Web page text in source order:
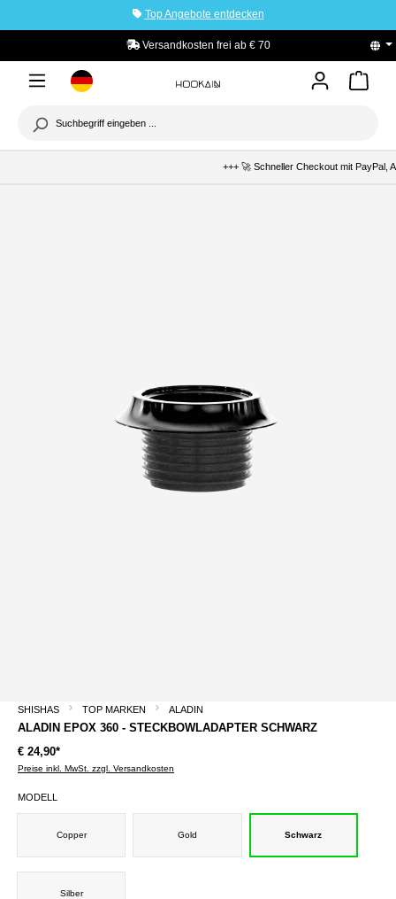
Top Angebote entdecken
Versandkosten frei ab € 70
+++ 🚀 Schneller Checkout mit PayPal,
SHISHAS TOP MARKEN ALADIN
ALADIN EPOX 360 - STECKBOWLADAPTER SCHWARZ
€ 24,90*
Preise inkl. MwSt. zzgl. Versandkosten
MODELL
Copper Gold Schwarz
Silber